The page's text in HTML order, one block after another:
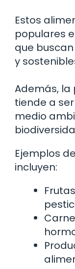
Estos
populares
que
y
Además, la
tiende a
medio
Ejemplos
incluyen: